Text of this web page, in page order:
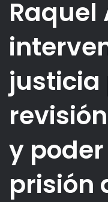
Raquel
justicia
y
prisión